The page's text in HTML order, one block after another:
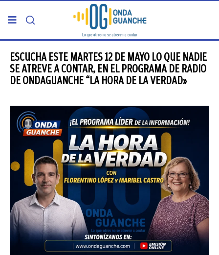
PORTADA
TELDE
GRAN CANARIA
CANARIAS
5ª COLUMNA
CARTAS DEL DIRECTOR
ENTREVISTAS
ESCUCHA ESTE MARTES 12 DE MAYO LO QUE NADIE
SE ATREVE A CONTAR, EN EL PROGRAMA DE RADIO
DE ONDAGUANCHE “LA HORA DE LA VERDAD»